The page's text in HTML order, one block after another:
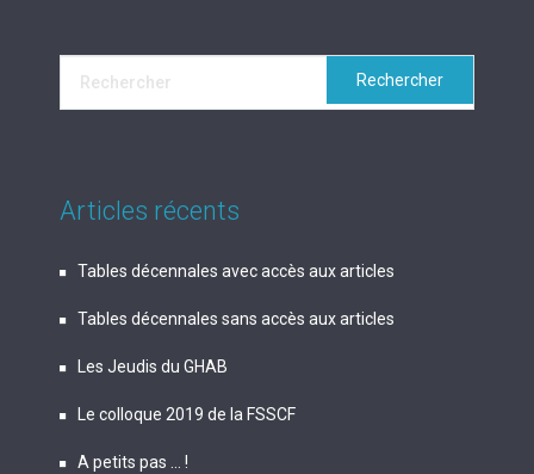
Articles récents
Tables décennales avec accès aux articles
Tables décennales sans accès aux articles
Les Jeudis du GHAB
Le colloque 2019 de la FSSCF
A petits pas … !